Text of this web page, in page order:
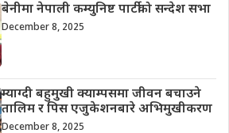
बेनीमा नेपाली कम्युनिष्ट पार्टीको सन्देश सभा
December 8, 2025
म्याग्दी बहुमुखी क्याम्पसमा जीवन बचाउने
तालिम र पिस एजुकेशनबारे अभिमुखीकरण
December 8, 2025